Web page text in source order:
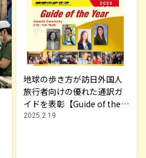
地球の歩き方が訪日外国人
旅行者向けの優れた通訳ガ
イドを表彰【Guide of the Y
ear 2025】
2025.2.19